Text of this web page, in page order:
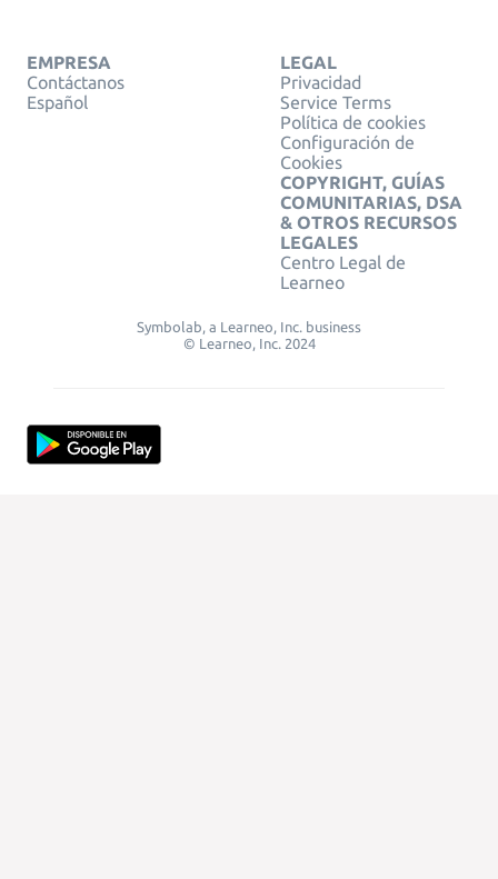
EMPRESA
Contáctanos
Español
LEGAL
Privacidad
Service Terms
Política de cookies
Configuración de
Cookies
COPYRIGHT, GUÍAS
COMUNITARIAS, DSA
& OTROS RECURSOS
LEGALES
Centro Legal de
Learneo
Symbolab, a Learneo, Inc. business
© Learneo, Inc. 2024